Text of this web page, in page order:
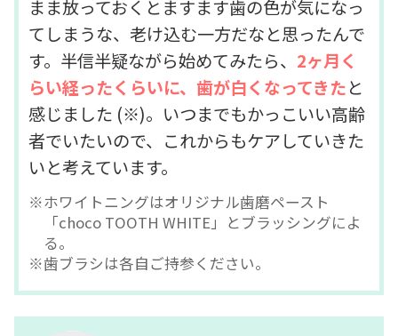
まま放っておくとますます歯の色が気になっ
てしまうな、老け込む一方だなと思ったんで
す。半信半疑ながら始めてみたら、 2ヶ月く
らい経ったくらいに、歯が白くなってきたと
感じました (※)。いつまでもかっこいい高齢
者でいたいので、これからもケアしていきた
いと考えています。
ホワイトニングはオリジナル歯磨ペースト
「choco TOOTH WHITE」とブラッシングによ
る。
歯ブラシは各自ご持参ください。